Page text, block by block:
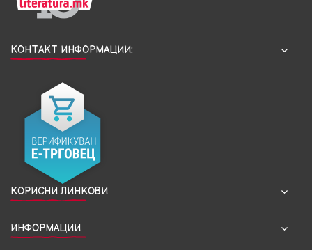
КОНТАКТ ИНФОРМАЦИИ:
КОРИСНИ ЛИНКОВИ
ИНФОРМАЦИИ